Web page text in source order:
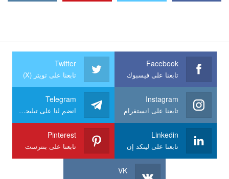
Facebook
تابعنا على فيسبوك
Twitter
تابعنا على تويتر (X)
Instagram
تابعنا على انستقرام
Telegram
انضم لنا على تيليجرام
Linkedin
تابعنا على لينكد إن
Pinterest
تابعنا على بنترست
VK